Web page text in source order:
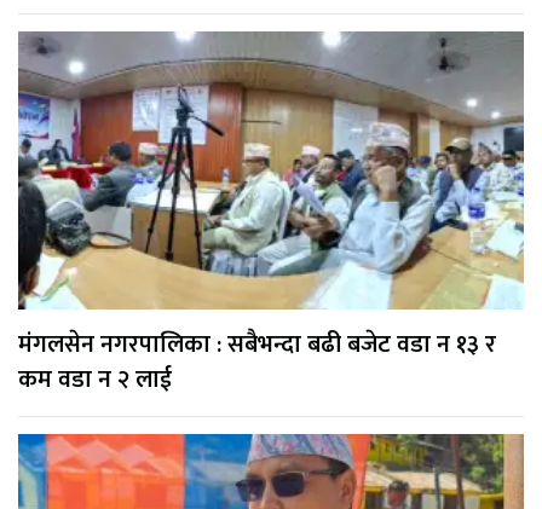
मंगलसेन नगरपालिका : सबैभन्दा बढी बजेट वडा न १३ र
कम वडा न २ लाई